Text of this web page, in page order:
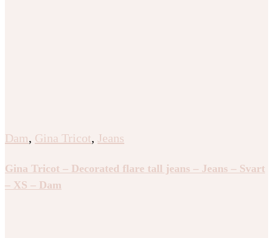
Dam, Gina Tricot, Jeans
Gina Tricot – Decorated flare tall jeans – Jeans – Svart
– XS – Dam